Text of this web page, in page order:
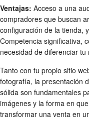
Ventajas: Acceso a una
compradores que buscan
configuración de la tienda,
Competencia significativa,
necesidad de diferenciar
Tanto con tu propio sitio
fotografía, la presentación
sólida son fundamentales
imágenes y la forma en
transformar una venta en